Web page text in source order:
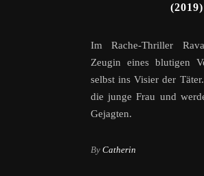
Im Rache-Thriller
Zeugin eines blutigen
selbst ins Visier der
die junge Frau und
Gejagten.
By Catherin